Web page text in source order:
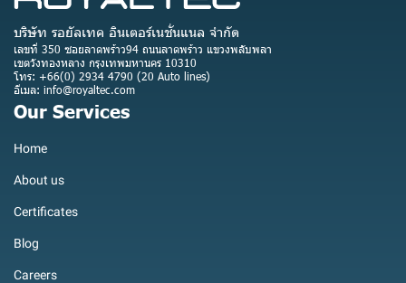
บริษัท รอยัลเทค อินเตอร์เนชั่นแนล จำกัด
เลขที่ 350 ซอยลาดพร้าว94 ถนนลาดพร้าว แขวงพลับพลา
เขตวังทองหลาง กรุงเทพมหานคร 10310
โทร: +66(0) 2934 4790 (20 Auto lines)
อีเมล: info@royaltec.com
Our Services
Home
About us
Certificates
Blog
Careers